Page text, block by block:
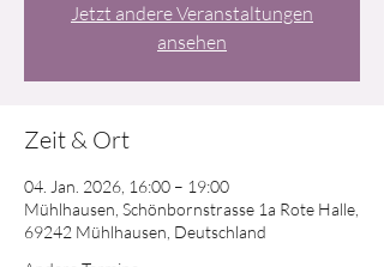
Jetzt andere Veranstaltungen
ansehen
Zeit & Ort
04. Jan. 2026, 16:00 – 19:00
Mühlhausen, Schönbornstrasse 1a Rote Halle,
69242 Mühlhausen, Deutschland